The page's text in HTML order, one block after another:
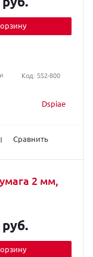
Dspiae
Сравнить
Код: SS2-800
2 мм,